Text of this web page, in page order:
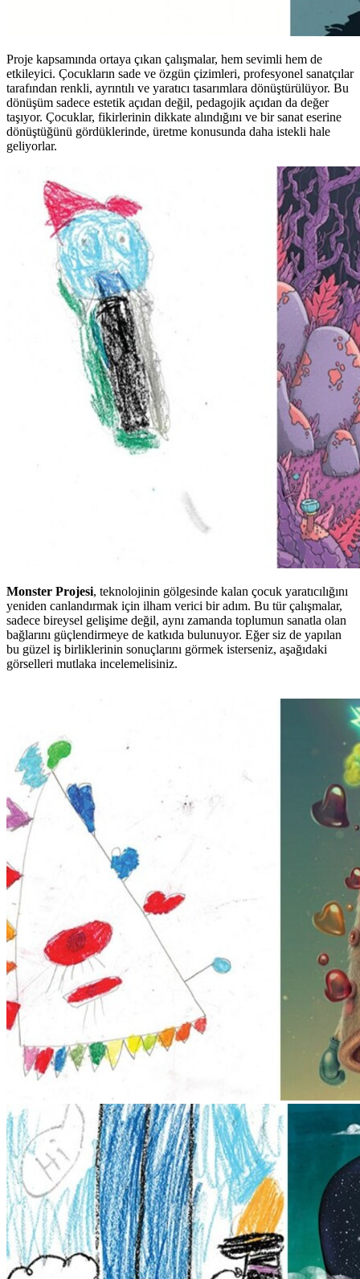
Proje kapsamında ortaya çıkan çalışmalar, hem sevimli hem de
etkileyici. Çocukların sade ve özgün çizimleri, profesyonel sanatçılar
tarafından renkli, ayrıntılı ve yaratıcı tasarımlara dönüştürülüyor. Bu
dönüşüm sadece estetik açıdan değil, pedagojik açıdan da değer
taşıyor. Çocuklar, fikirlerinin dikkate alındığını ve bir sanat eserine
dönüştüğünü gördüklerinde, üretme konusunda daha istekli hale
geliyorlar.
Monster Projesi, teknolojinin gölgesinde kalan çocuk yaratıcılığını
yeniden canlandırmak için ilham verici bir adım. Bu tür çalışmalar,
sadece bireysel gelişime değil, aynı zamanda toplumun sanatla olan
bağlarını güçlendirmeye de katkıda bulunuyor. Eğer siz de yapılan
bu güzel iş birliklerinin sonuçlarını görmek isterseniz, aşağıdaki
görselleri mutlaka incelemelisiniz.